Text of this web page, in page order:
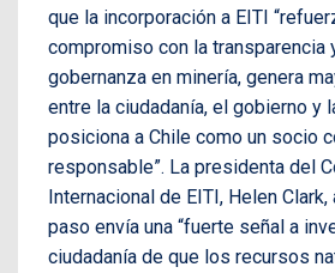
que la incorporación a EITI
compromiso con la transparencia
gobernanza en minería, genera
entre la ciudadanía, el gobierno y
posiciona a Chile como un socio
responsable”. La presidenta del
Internacional de EITI, Helen
paso envía una “fuerte señal a
ciudadanía de que los recursos